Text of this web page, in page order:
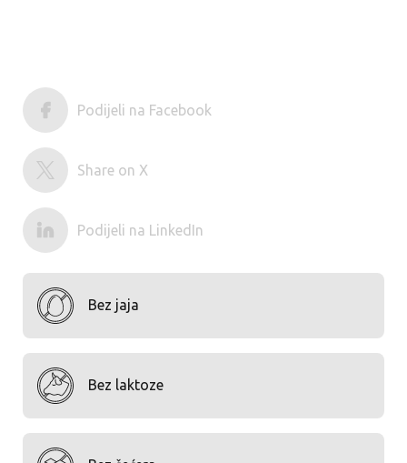
Podijeli na Facebook
Share on X
Podijeli na LinkedIn
Bez jaja
Bez laktoze